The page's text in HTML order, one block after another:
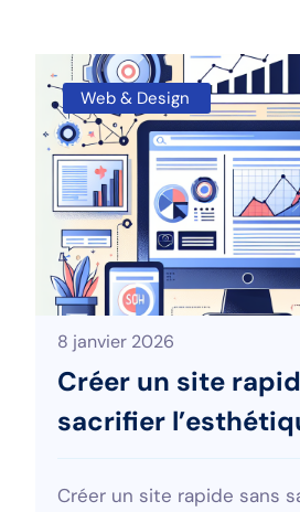
Web & Design
8 janvier 2026
Créer un site
sacrifier
Créer un site rapide sans